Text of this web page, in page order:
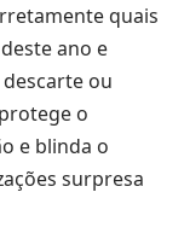
quais
ano e
ou
o
e blinda o
surpresa